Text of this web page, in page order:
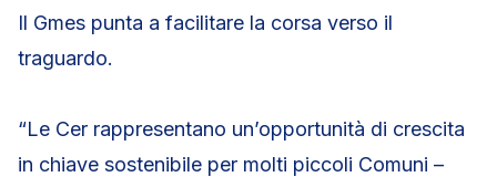
Il Gmes punta a facilitare la corsa verso il
traguardo.
“Le Cer rappresentano un’opportunità di crescita
in chiave sostenibile per molti piccoli Comuni –